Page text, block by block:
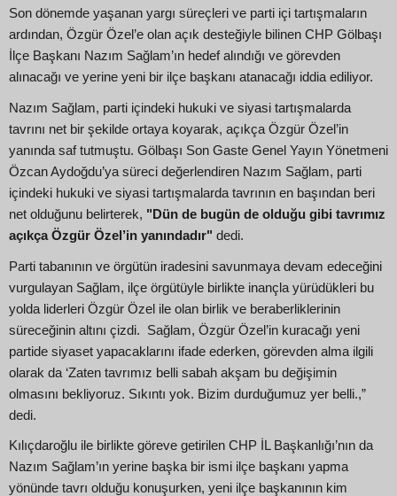
Son dönemde yaşanan yargı süreçleri ve parti içi tartışmaların
ardından, Özgür Özel’e olan açık desteğiyle bilinen CHP Gölbaşı
İlçe Başkanı Nazım Sağlam’ın hedef alındığı ve görevden
alınacağı ve yerine yeni bir ilçe başkanı atanacağı iddia ediliyor.
Nazım Sağlam, parti içindeki hukuki ve siyasi tartışmalarda
tavrını net bir şekilde ortaya koyarak, açıkça Özgür Özel’in
yanında saf tutmuştu. Gölbaşı Son Gaste Genel Yayın Yönetmeni
Özcan Aydoğdu’ya süreci değerlendiren Nazım Sağlam, parti
içindeki hukuki ve siyasi tartışmalarda tavrının en başından beri
net olduğunu belirterek, "Dün de bugün de olduğu gibi tavrımız
açıkça Özgür Özel’in yanındadır" dedi.
Parti tabanının ve örgütün iradesini savunmaya devam edeceğini
vurgulayan Sağlam, ilçe örgütüyle birlikte inançla yürüdükleri bu
yolda liderleri Özgür Özel ile olan birlik ve beraberliklerinin
süreceğinin altını çizdi. Sağlam, Özgür Özel’in kuracağı yeni
partide siyaset yapacaklarını ifade ederken, görevden alma ilgili
olarak da ‘Zaten tavrımız belli sabah akşam bu değişimin
olmasını bekliyoruz. Sıkıntı yok. Bizim durduğumuz yer belli.,”
dedi.
Kılıçdaroğlu ile birlikte göreve getirilen CHP İL Başkanlığı’nın da
Nazım Sağlam’ın yerine başka bir ismi ilçe başkanı yapma
yönünde tavrı olduğu konuşurken, yeni ilçe başkanının kim